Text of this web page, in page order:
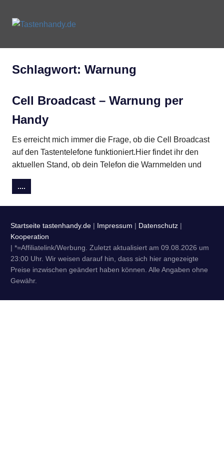
Inhalt
Phones
Schlagwort: Warnung
Cell Broadcast – Warnung per
Handy
Es erreicht mich immer die Frage, ob die Cell Broadcast
auf den Tastentelefone funktioniert.Hier findet ihr den
aktuellen Stand, ob dein Telefon die Warnmelden und
....
Startseite tastenhandy.de | Impressum | Datenschutz |
Kooperation
| *=Affiliatelink/Werbung. Zuletzt aktualisiert am 09.08.2026 um
23:00 Uhr. Wir weisen darauf hin, dass sich hier angezeigte
Preise inzwischen geändert haben können. Alle Angaben ohne
Gewähr.